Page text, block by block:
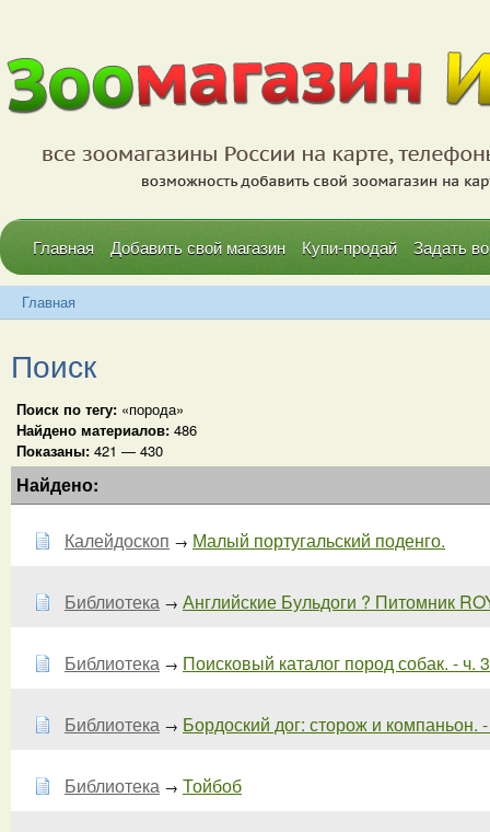
Главная Добавить свой магазин Купи-продай Задать
Главная
Поиск
Поиск по тегу: «порода»
Найдено материалов: 486
Показаны: 421 — 430
Найдено:
Калейдоскоп → Малый португальский поденго.
Библиотека → Английские Бульдоги ? Питомник
Библиотека → Поисковый каталог пород собак. - ч. 3
Библиотека → Бордоский дог: сторож и компаньон.
Библиотека → Тойбоб